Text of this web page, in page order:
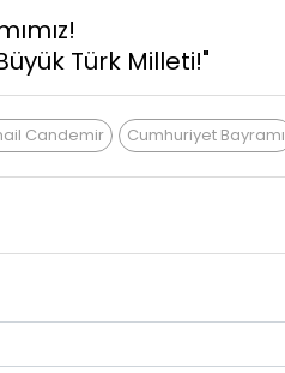
Türk Milleti!"
Candemir Cumhuriyet Bayramı